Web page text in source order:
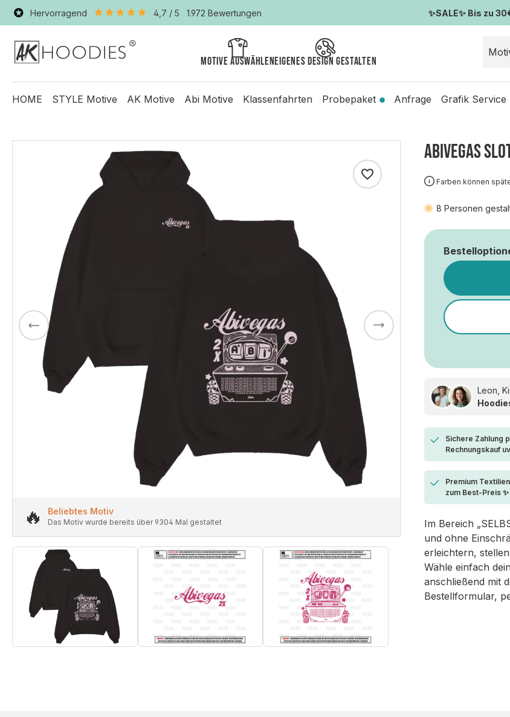
Hervorragend 4,7 / 5 1.972 Bewertungen ✨SALE✨ Bis zu
Motive auswählenEigenes Design gestalten
HOME STYLE Motive AK Motive Abi Motive Klassenfahrten Probepaket Anfrage Grafik Service
🔥 Beliebtes Motiv
Das Motiv wurde bereits über 9304 Mal gestaltet
ABIVEGAS
Farben können
8 Personen
Leon,
Sichere Zahlung
Rechnungskauf
Premium
zum Best-Preis ✨
Im Bereich
und ohne
erleichtern,
Wähle einfach
anschließend mit
Bestellformular,